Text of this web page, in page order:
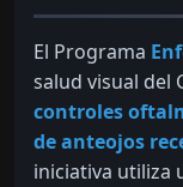
El Programa
salud visual del
controles
de anteojos
iniciativa utiliza